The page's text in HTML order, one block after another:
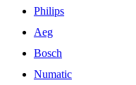
Philips
Aeg
Bosch
Numatic